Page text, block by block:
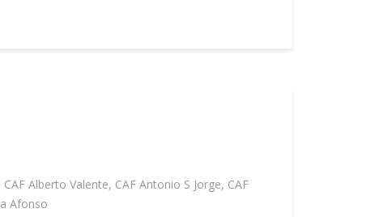
CAF Alberto Valente, CAF Antonio S Jorge, CAF
Afonso